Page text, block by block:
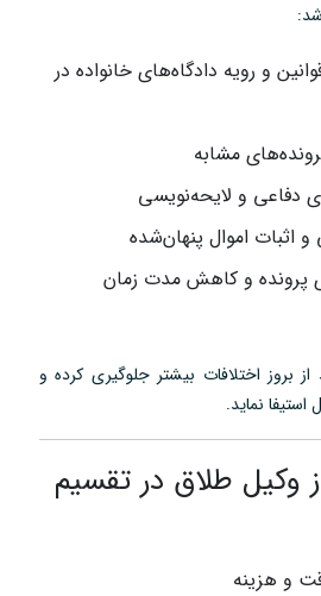
و رویه دادگاه‌های خانواده در
مشابه
دفاعی و لایحه‌نویسی
و اثبات اموال پنهان‌شده
پرونده و کاهش مدت زمان
اختلافات بیشتر جلوگیری کرده و
نماید.
وکیل طلاق در تقسیم
و هزینه